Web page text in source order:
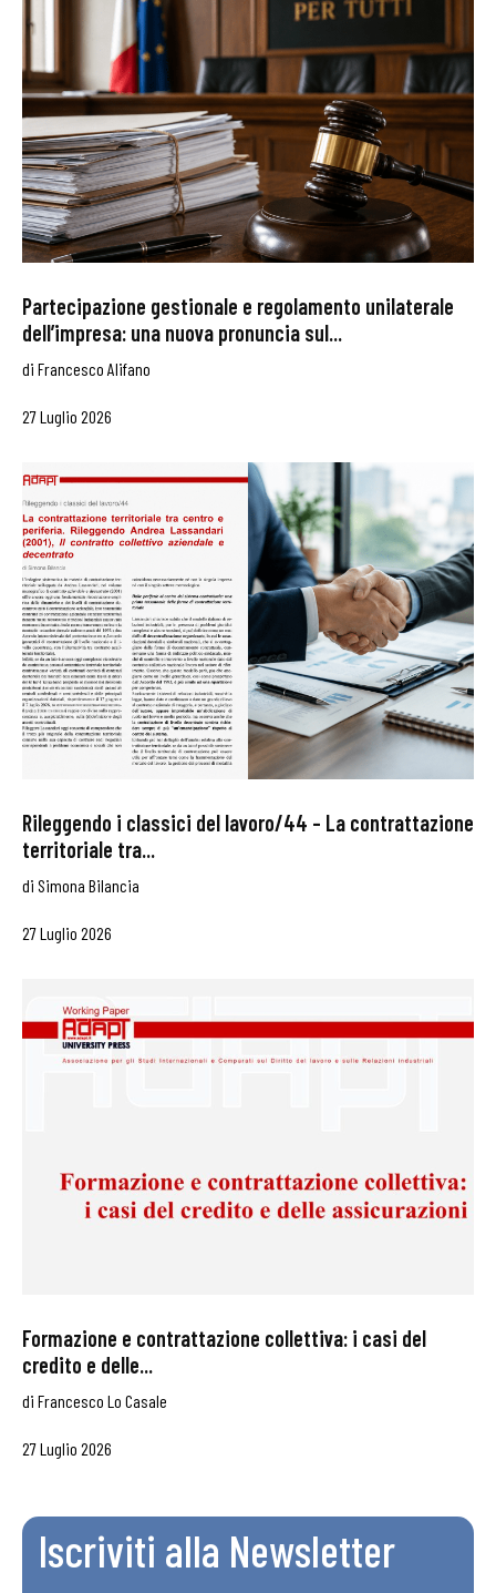
Partecipazione gestionale e regolamento unilaterale
dell’impresa: una nuova pronuncia sul...
di Francesco Alifano
27 Luglio 2026
Rileggendo i classici del lavoro/44 – La contrattazione
territoriale tra...
di Simona Bilancia
27 Luglio 2026
Formazione e contrattazione collettiva: i casi del
credito e delle...
di Francesco Lo Casale
27 Luglio 2026
Iscriviti alla Newsletter